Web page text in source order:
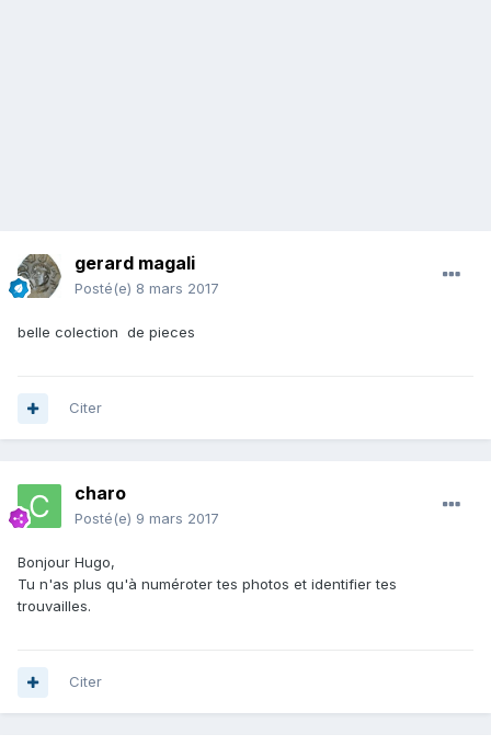
gerard magali
Posté(e) 8 mars 2017
belle colection de pieces
Citer
charo
Posté(e) 9 mars 2017
Bonjour Hugo,
Tu n'as plus qu'à numéroter tes photos et identifier tes
trouvailles.
Citer